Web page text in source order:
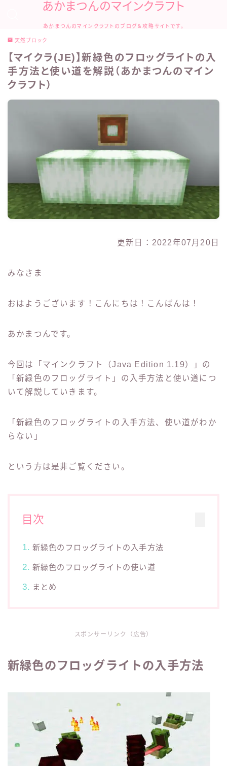
あかまつんのマインクラフト
あかまつんのマインクラフトのブログ＆攻略サイトです。
天然ブロック
【マイクラ(JE)】新緑色のフロッグライトの入
手方法と使い道を解説（あかまつんのマイン
クラフト）
更新日：2022年07月20日
みなさま
おはようございます！こんにちは！こんばんは！
あかまつんです。
今回は「マインクラフト（Java Edition 1.19）」の
「新緑色のフロッグライト」の入手方法と使い道につ
いて解説していきます。
「新緑色のフロッグライトの入手方法、使い道がわか
らない」
という方は是非ご覧ください。
目次
新緑色のフロッグライトの入手方法
新緑色のフロッグライトの使い道
まとめ
スポンサーリンク（広告）
新緑色のフロッグライトの入手方法